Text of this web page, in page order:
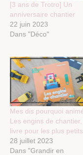
[3 ans de Trotro] Un
anniversaire chantier
22 juin 2023
Dans "Déco"
Mes dis pourquoi
Les engins de
livre pour les plus petits
28 juillet 2023
Dans "Grandir en